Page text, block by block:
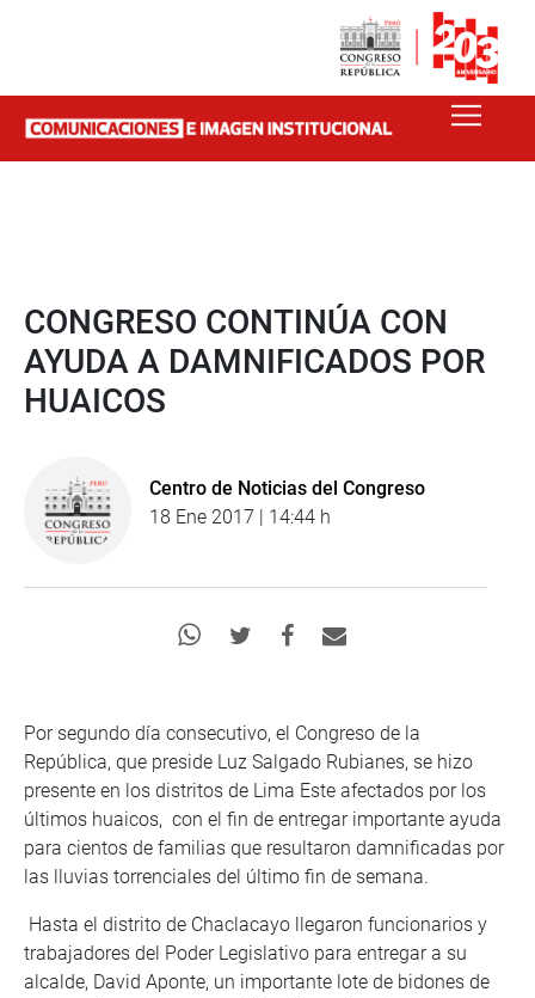
CONGRESO CONTINÚA CON
AYUDA A DAMNIFICADOS POR
HUAICOS
Centro de Noticias del Congreso
18 Ene 2017 | 14:44 h
Por segundo día consecutivo, el Congreso de la
República, que preside Luz Salgado Rubianes, se hizo
presente en los distritos de Lima Este afectados por los
últimos huaicos, con el fin de entregar importante ayuda
para cientos de familias que resultaron damnificadas por
las lluvias torrenciales del último fin de semana.
Hasta el distrito de Chaclacayo llegaron funcionarios y
trabajadores del Poder Legislativo para entregar a su
alcalde, David Aponte, un importante lote de bidones de